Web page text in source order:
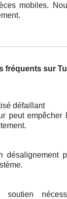
mobiles.
fréquents sur
défaillant
peut empêcher
désalignement